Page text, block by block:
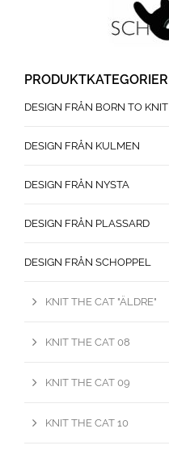
PRODUKTKATEGORIER
DESIGN FRÅN BORN TO KNIT
DESIGN FRÅN KULMEN
DESIGN FRÅN NYSTA
DESIGN FRÅN PLASSARD
DESIGN FRÅN SCHOPPEL
KNIT THE CAT "ÄLDRE"
KNIT THE CAT 08
KNIT THE CAT 09
KNIT THE CAT 10